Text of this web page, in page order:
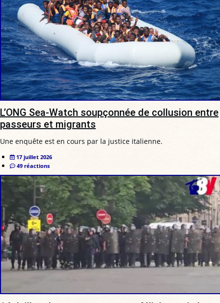
L’ONG Sea-Watch soupçonnée de collusion entre
passeurs et migrants
Une enquête est en cours par la justice italienne.
17 juillet 2026
49 réactions